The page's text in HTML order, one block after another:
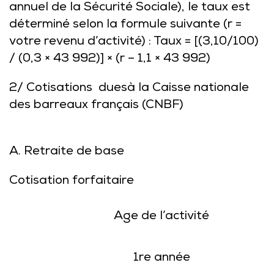
annuel de la Sécurité Sociale), le taux est
déterminé selon la formule suivante (r =
votre revenu d’activité) : Taux = [(3,10/100)
/ (0,3 × 43 992)] × (r – 1,1 × 43 992)
2/ Cotisations duesà la Caisse nationale
des barreaux français (CNBF)
A. Retraite de base
Cotisation forfaitaire
Age de l’activité
1re année